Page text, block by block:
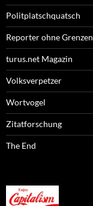
Politplatschquatsch
Reporter ohne Grenzen
turus.net Magazin
Volksverpetzer
Wortvogel
Zitatforschung
The End